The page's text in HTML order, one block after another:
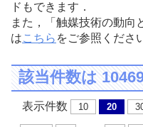
ドもできます．
また，「触媒技術の動向
はこちら をご参照くださ
該当件数は
表示件数 10 20